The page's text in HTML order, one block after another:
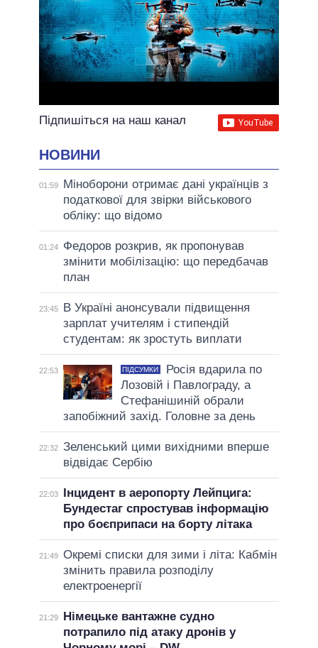
Підпишіться на наш канал
НОВИНИ
01:59
Міноборони отримає дані українців з
податкової для звірки військового
обліку: що відомо
01:24
Федоров розкрив, як пропонував
змінити мобілізацію: що передбачав
план
23:45
В Україні анонсували підвищення
зарплат учителям і стипендій
студентам: як зростуть виплати
22:53 ПІДСУМКИ
Росія вдарила по
Лозовій і Павлограду, а
Стефанішиній обрали
запобіжний захід. Головне за день
22:32 Зеленський цими вихідними вперше
відвідає Сербію
22:03
Інцидент в аеропорту Лейпцига:
Бундестаг спростував інформацію
про боєприпаси на борту літака
21:49 Окремі списки для зими і літа: Кабмін
змінить правила розподілу
електроенергії
21:29
Німецьке вантажне судно
потрапило під атаку дронів у